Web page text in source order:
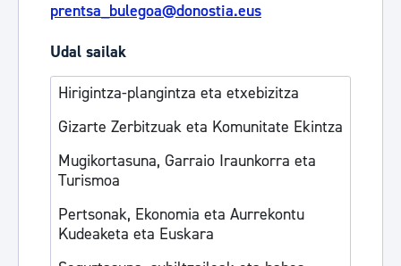
prentsa_bulegoa@donostia.eus
Udal sailak
Hirigintza-plangintza eta etxebizitza
Gizarte Zerbitzuak eta Komunitate Ekintza
Mugikortasuna, Garraio Iraunkorra eta
Turismoa
Pertsonak, Ekonomia eta Aurrekontu
Kudeaketa eta Euskara